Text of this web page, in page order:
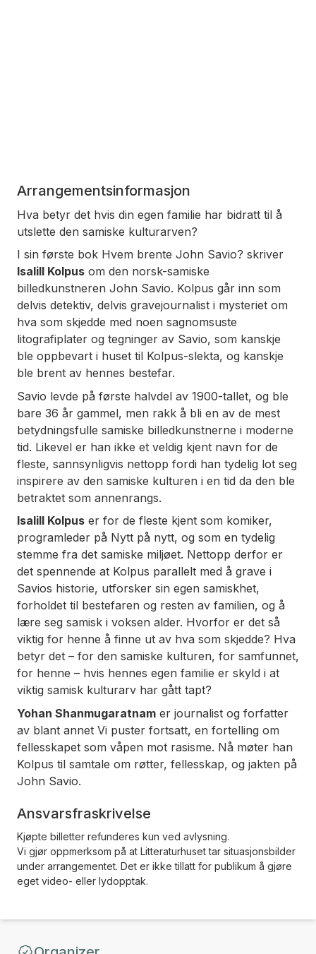
Arrangementsinformasjon
Hva betyr det hvis din egen familie har bidratt til å
utslette den samiske kulturarven?
I sin første bok Hvem brente John Savio? skriver
Isalill Kolpus om den norsk-samiske
billedkunstneren John Savio. Kolpus går inn som
delvis detektiv, delvis gravejournalist i mysteriet om
hva som skjedde med noen sagnomsuste
litografiplater og tegninger av Savio, som kanskje
ble oppbevart i huset til Kolpus-slekta, og kanskje
ble brent av hennes bestefar.
Savio levde på første halvdel av 1900-tallet, og ble
bare 36 år gammel, men rakk å bli en av de mest
betydningsfulle samiske billedkunstnerne i moderne
tid. Likevel er han ikke et veldig kjent navn for de
fleste, sannsynligvis nettopp fordi han tydelig lot seg
inspirere av den samiske kulturen i en tid da den ble
betraktet som annenrangs.
Isalill Kolpus er for de fleste kjent som komiker,
programleder på Nytt på nytt, og som en tydelig
stemme fra det samiske miljøet. Nettopp derfor er
det spennende at Kolpus parallelt med å grave i
Savios historie, utforsker sin egen samiskhet,
forholdet til bestefaren og resten av familien, og å
lære seg samisk i voksen alder. Hvorfor er det så
viktig for henne å finne ut av hva som skjedde? Hva
betyr det – for den samiske kulturen, for samfunnet,
for henne – hvis hennes egen familie er skyld i at
viktig samisk kulturarv har gått tapt?
Yohan Shanmugaratnam er journalist og forfatter
av blant annet Vi puster fortsatt, en fortelling om
fellesskapet som våpen mot rasisme. Nå møter han
Kolpus til samtale om røtter, fellesskap, og jakten på
John Savio.
Ansvarsfraskrivelse
Kjøpte billetter refunderes kun ved avlysning.
Vi gjør oppmerksom på at Litteraturhuset tar situasjonsbilder
under arrangementet. Det er ikke tillatt for publikum å gjøre
eget video- eller lydopptak.